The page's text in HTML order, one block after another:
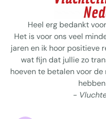
Heel erg bedankt
Het is voor ons veel
jaren en ik hoor positieve
wat fijn dat jullie zo
hoeven te betalen voor de
-